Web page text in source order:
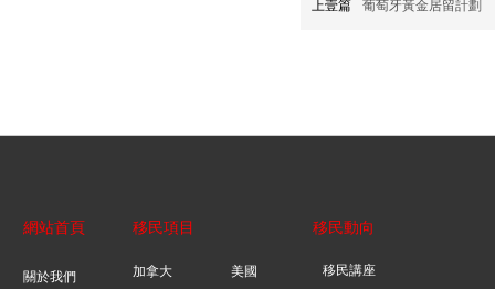
上壹篇 葡萄牙黃金居留計劃
關於我們 加拿大 美國 移民講座
移民項目 移民動向
網站首頁